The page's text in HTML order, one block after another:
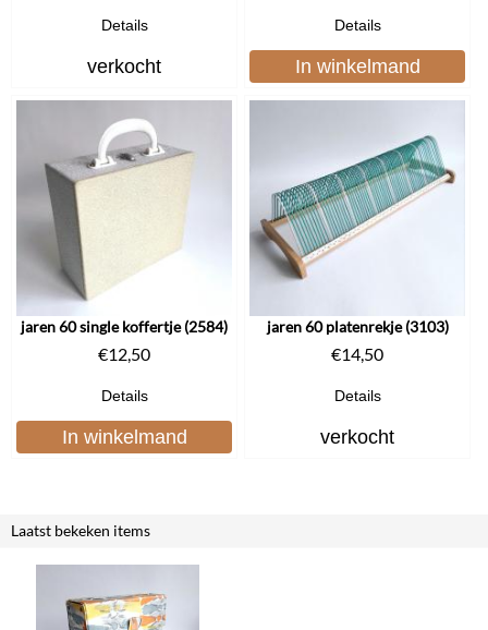
Details
verkocht
Details
In winkelmand
jaren 60 single koffertje (2584)
€12,50
Details
In winkelmand
jaren 60 platenrekje (3103)
€14,50
Details
verkocht
Laatst bekeken items